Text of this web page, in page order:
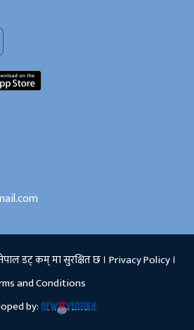
डट् कम् मा सुरक्षित छ । Privacy Policy।
and Conditions
by: